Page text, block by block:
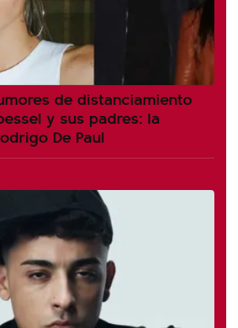
de distanciamiento
y sus padres: la
De Paul